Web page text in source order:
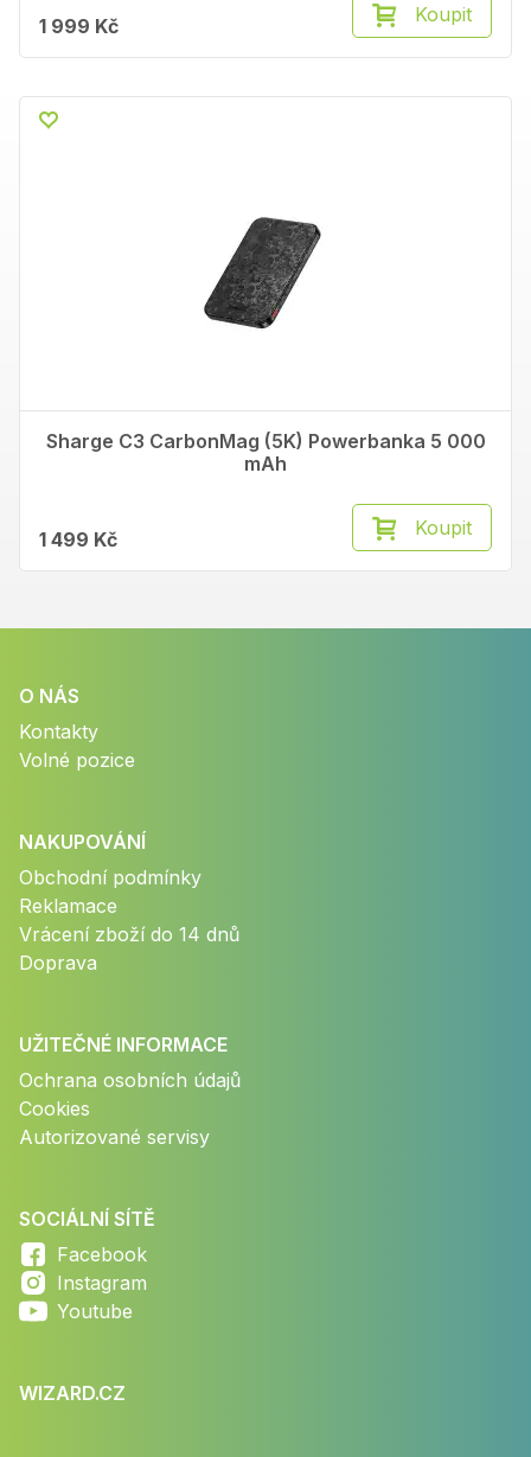
1 999 Kč Koupit
Sharge C3 CarbonMag (5K) Powerbanka 5 000
mAh
1 499 Kč Koupit
O NÁS
Kontakty
Volné pozice
NAKUPOVÁNÍ
Obchodní podmínky
Reklamace
Vrácení zboží do 14 dnů
Doprava
UŽITEČNÉ INFORMACE
Ochrana osobních údajů
Cookies
Autorizované servisy
SOCIÁLNÍ SÍTĚ
Facebook
Instagram
Youtube
WIZARD.CZ